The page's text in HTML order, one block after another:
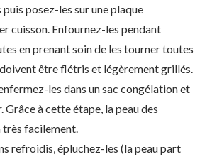
posez-les sur une plaque
cuisson. Enfournez-les pendant
en prenant soin de les tourner toutes
être flétris et légèrement grillés.
les dans un sac congélation et
à cette étape, la peau des
très facilement.
refroidis, épluchez-les (la peau part